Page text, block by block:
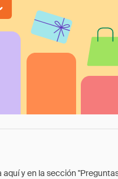
y en la sección